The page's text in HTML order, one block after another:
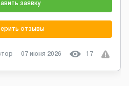
заявку
отзывы
07 июня 2026 17